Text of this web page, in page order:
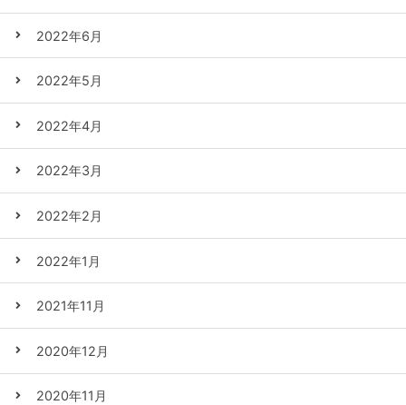
2022年6月
2022年5月
2022年4月
2022年3月
2022年2月
2022年1月
2021年11月
2020年12月
2020年11月